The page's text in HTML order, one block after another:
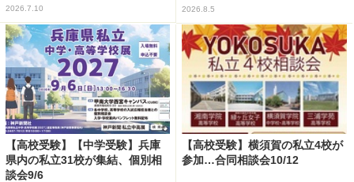
2026.7.10 2026.8.5
【高校受験】【中学受験】兵庫
県内の私立31校が集結、個別相
談会9/6
【高校受験】横須賀の私立4校が
参加…合同相談会10/12